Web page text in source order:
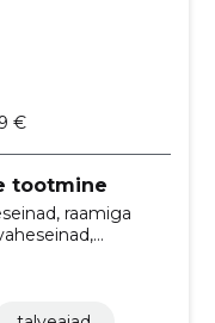
€
tootmine
raamiga
Terrassiklaasid,